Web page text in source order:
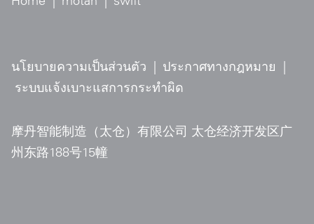
นโยบายความเป็นส่วนตัว ประกาศทางกฎหมาย
ระบบแจ้งเบาะแสการกระทำผิด
摩丹智能制造（太仓）有限公司 太仓经济开发区广
州东路188号15幢